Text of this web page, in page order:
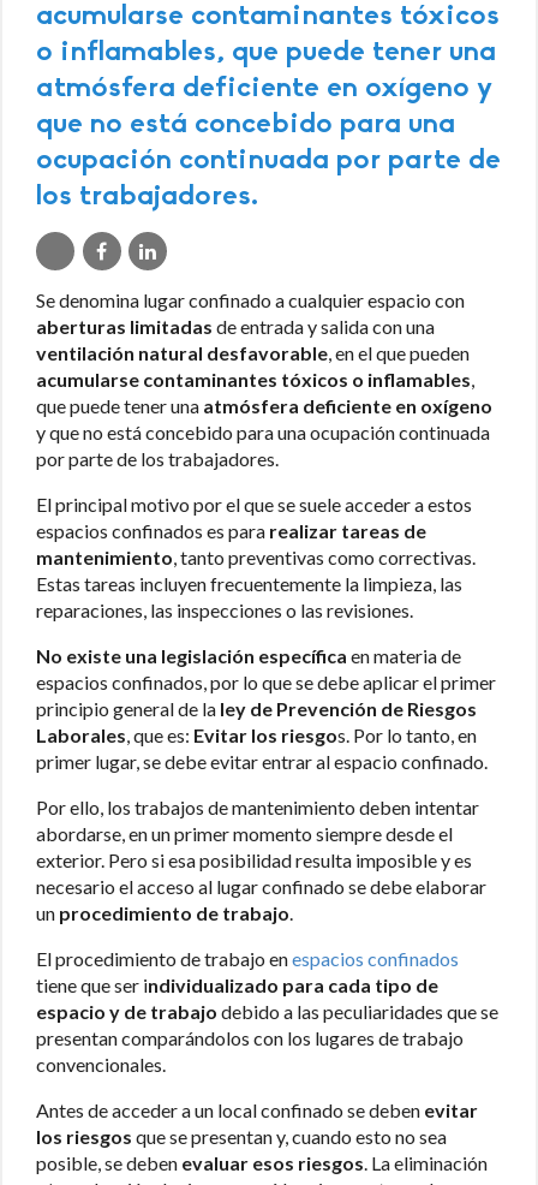
acumularse contaminantes tóxicos
o inflamables, que puede tener una
atmósfera deficiente en oxígeno y
que no está concebido para una
ocupación continuada por parte de
los trabajadores.
Se denomina lugar confinado a cualquier espacio con
aberturas limitadas de entrada y salida con una
ventilación natural desfavorable , en el que pueden
acumularse contaminantes tóxicos o inflamables
que puede tener una atmósfera deficiente en oxígeno
y que no está concebido para una ocupación continuada
por parte de los trabajadores.
El principal motivo por el que se suele acceder a estos
espacios confinados es para realizar tareas de
mantenimiento , tanto preventivas como correctivas.
Estas tareas incluyen frecuentemente la limpieza, las
reparaciones, las inspecciones o las revisiones.
No existe una legislación específica en materia de
espacios confinados, por lo que se debe aplicar el primer
principio general de la ley de Prevención de Riesgos
Laborales , que es: Evitar los riesgos. Por lo tanto, en
primer lugar, se debe evitar entrar al espacio confinado.
Por ello, los trabajos de mantenimiento deben intentar
abordarse, en un primer momento siempre desde el
exterior. Pero si esa posibilidad resulta imposible y es
necesario el acceso al lugar confinado se debe elaborar
un procedimiento de trabajo
El procedimiento de trabajo enespacios confinados
tiene que ser individualizado para cada tipo de
espacio y de trabajo debido a las peculiaridades que se
presentan comparándolos con los lugares de trabajo
convencionales.
Antes de acceder a un local confinado se deben evitar
los riesgos que se presentan y, cuando esto no sea
posible, se deben evaluar esos riesgos . La eliminación